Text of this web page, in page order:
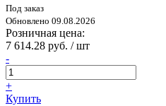
Под заказ
Обновлено 09.08.2026
Розничная цена:
7 614.28 руб. / шт
-
+
Купить